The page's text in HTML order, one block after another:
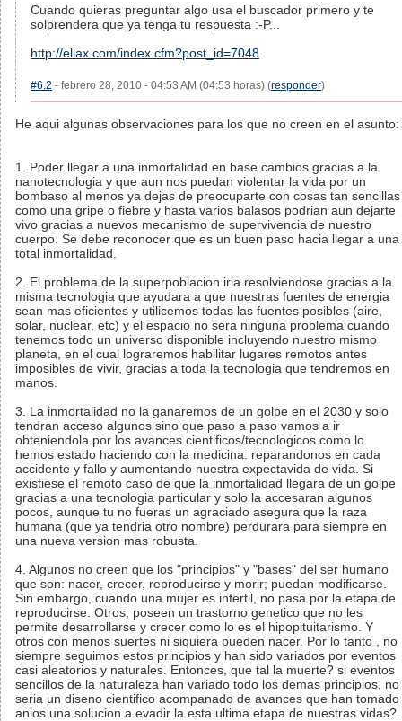
Cuando quieras preguntar algo usa el buscador primero y te
solprendera que ya tenga tu respuesta :-P...
http://eliax.com/index.cfm?post_id=7048
#6.2 - febrero 28, 2010 - 04:53 AM (04:53 horas) (responder)
He aqui algunas observaciones para los que no creen en el asunto:
1. Poder llegar a una inmortalidad en base cambios gracias a la
nanotecnologia y que aun nos puedan violentar la vida por un
bombaso al menos ya dejas de preocuparte con cosas tan sencillas
como una gripe o fiebre y hasta varios balasos podrian aun dejarte
vivo gracias a nuevos mecanismo de supervivencia de nuestro
cuerpo. Se debe reconocer que es un buen paso hacia llegar a una
total inmortalidad.
2. El problema de la superpoblacion iria resolviendose gracias a la
misma tecnologia que ayudara a que nuestras fuentes de energia
sean mas eficientes y utilicemos todas las fuentes posibles (aire,
solar, nuclear, etc) y el espacio no sera ninguna problema cuando
tenemos todo un universo disponible incluyendo nuestro mismo
planeta, en el cual lograremos habilitar lugares remotos antes
imposibles de vivir, gracias a toda la tecnologia que tendremos en
manos.
3. La inmortalidad no la ganaremos de un golpe en el 2030 y solo
tendran acceso algunos sino que paso a paso vamos a ir
obteniendola por los avances cientificos/tecnologicos como lo
hemos estado haciendo con la medicina: reparandonos en cada
accidente y fallo y aumentando nuestra expectavida de vida. Si
existiese el remoto caso de que la inmortalidad llegara de un golpe
gracias a una tecnologia particular y solo la accesaran algunos
pocos, aunque tu no fueras un agraciado asegura que la raza
humana (que ya tendria otro nombre) perdurara para siempre en
una nueva version mas robusta.
4. Algunos no creen que los "principios" y "bases" del ser humano
que son: nacer, crecer, reproducirse y morir; puedan modificarse.
Sin embargo, cuando una mujer es infertil, no pasa por la etapa de
reproducirse. Otros, poseen un trastorno genetico que no les
permite desarrollarse y crecer como lo es el hipopituitarismo. Y
otros con menos suertes ni siquiera pueden nacer. Por lo tanto , no
siempre seguimos estos principios y han sido variados por eventos
casi aleatorios y naturales. Entonces, que tal la muerte? si eventos
sencillos de la naturaleza han variado todo los demas principios, no
seria un diseno cientifico acompanado de avances que han tomado
anios una solucion a evadir la esta ultima etapa de nuestras vidas?.